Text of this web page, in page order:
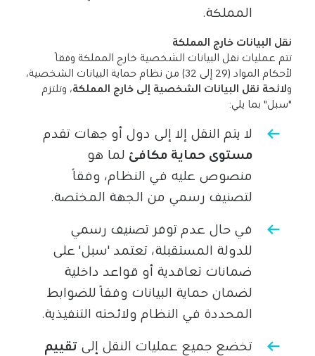
المملكة.
نقل البيانات خارج المملكة
تتم عمليات نقل البيانات الشخصية خارج المملكة وفقًا
لأحكام المواد (29 إلى 32) من نظام حماية البيانات الشخصية،
ولائحة نقل البيانات الشخصية إلى خارج المملكة، وتلتزم
"سبل" بما يلي:
لا يتم النقل إلا إلى دول أو جهات تقدم
مستوى حماية مكافئ لما هو
منصوص عليه في النظام، وفقًا
لتصنيف رسمي من الجهة المختصة.
في حال عدم توفر تصنيف رسمي
للدولة المستقبلة، تعتمد 'سبل' على
ضمانات تعاقدية أو قواعد داخلية
لضمان حماية البيانات وفقًا للضوابط
المحددة في النظام ولائحته التنفيذية.
تخضع جميع عمليات النقل إلى تقييم